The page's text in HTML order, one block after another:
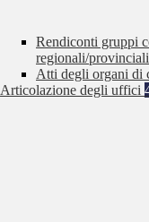
Rendiconti gruppi
regionali/provinciali
Atti degli organi di
Articolazione degli uffici